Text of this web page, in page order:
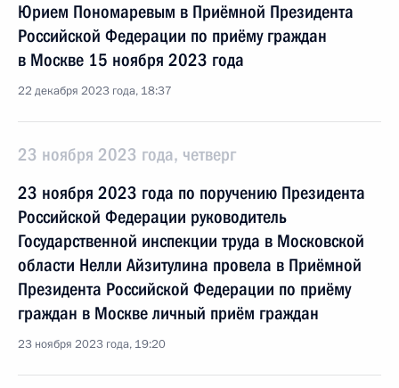
Юрием Пономаревым в Приёмной Президента
Российской Федерации по приёму граждан
в Москве 15 ноября 2023 года
22 декабря 2023 года, 18:37
23 ноября 2023 года, четверг
23 ноября 2023 года по поручению Президента
Российской Федерации руководитель
Государственной инспекции труда в Московской
области Нелли Айзитулина провела в Приёмной
Президента Российской Федерации по приёму
граждан в Москве личный приём граждан
23 ноября 2023 года, 19:20